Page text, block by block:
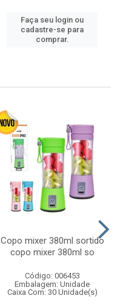
Faça seu login ou
cadastre-se para
comprar.
Copo mixer 380ml sortido
copo mixer 380ml so
Código: 006453
Embalagem: Unidade
Caixa Com: 30 Unidade(s)